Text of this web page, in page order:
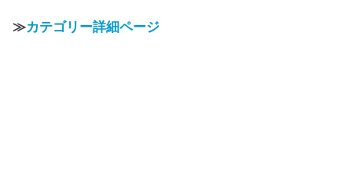
≫カテゴリー詳細ページ